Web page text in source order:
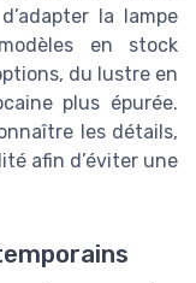
la lampe
en stock
du lustre en
plus épurée.
les détails,
afin d’éviter une